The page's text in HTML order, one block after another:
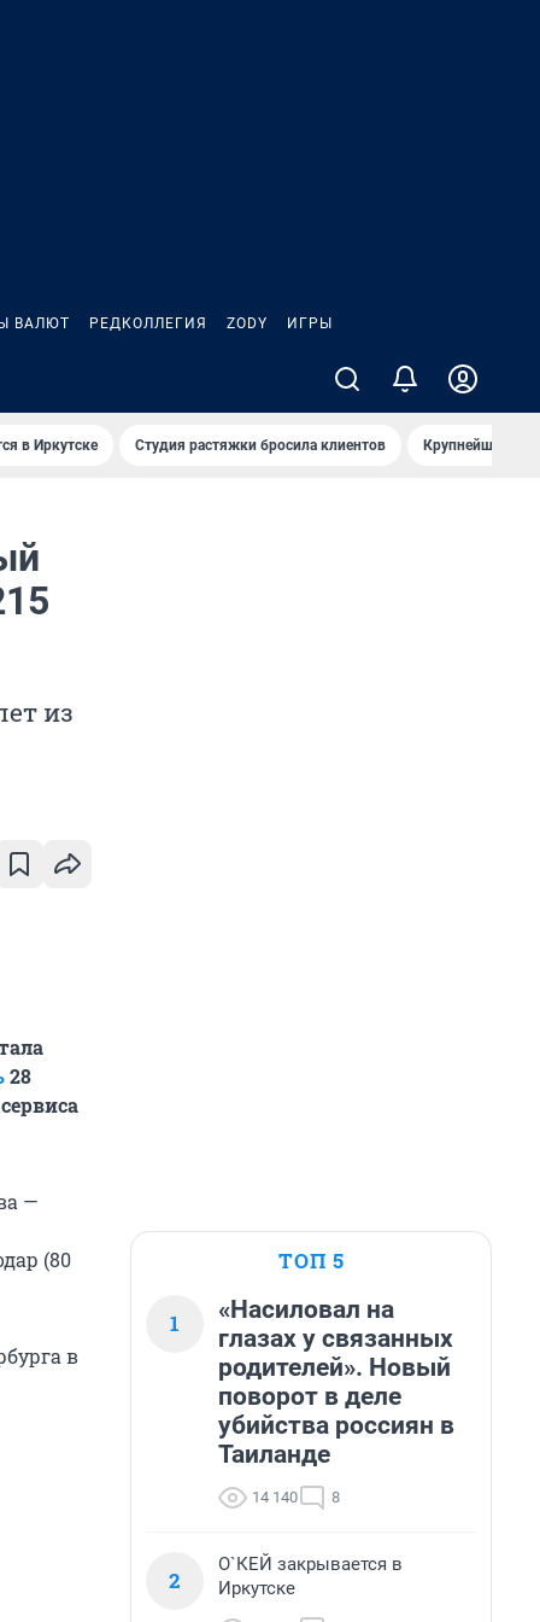
ВАЛЮТ РЕДКОЛЛЕГИЯ ZODY ИГРЫ
в Иркутске Студия растяжки бросила клиентов Крупнейшие
из
28
—
(80
в
ТОП 5
1
«Насиловал на
глазах у связанных
родителей». Новый
поворот в деле
убийства россиян в
Таиланде
14 140 8
2
О`КЕЙ закрывается в
Иркутске